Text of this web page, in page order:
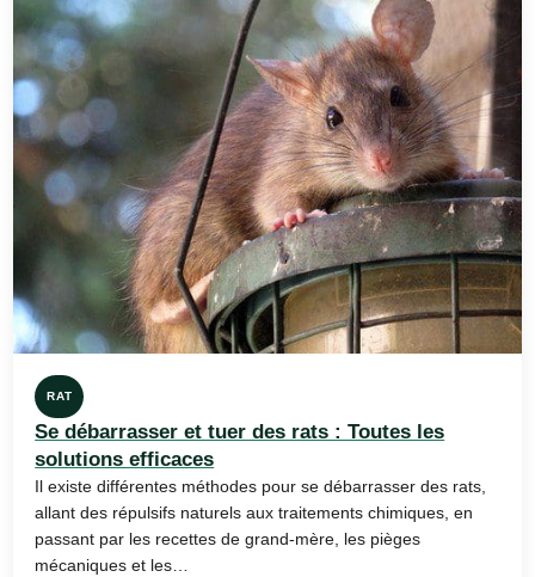
RAT
Se débarrasser et tuer des rats : Toutes les
solutions efficaces
Il existe différentes méthodes pour se débarrasser des rats,
allant des répulsifs naturels aux traitements chimiques, en
passant par les recettes de grand-mère, les pièges
mécaniques et les…